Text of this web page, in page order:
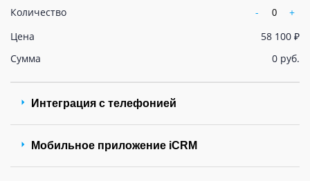
Количество
-
+
Цена
58 100 ₽
Сумма
0 руб.
Интеграция с телефонией
Мобильное приложение iCRM